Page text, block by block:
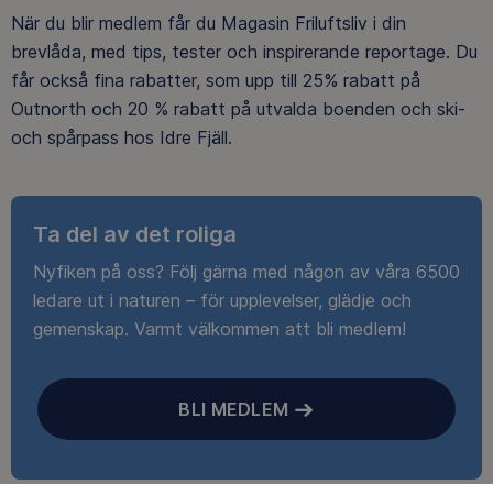
När du blir medlem får du Magasin Friluftsliv i din
brevlåda, med tips, tester och inspirerande reportage. Du
får också fina rabatter, som upp till 25% rabatt på
Outnorth och 20 % rabatt på utvalda boenden och ski-
och spårpass hos Idre Fjäll.
Ta del av det roliga
Nyfiken på oss? Följ gärna med någon av våra 6500
ledare ut i naturen – för upplevelser, glädje och
gemenskap. Varmt välkommen att bli medlem!
BLI MEDLEM